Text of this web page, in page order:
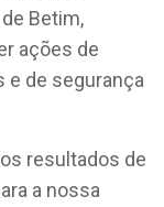
Betim,
ações de
de segurança
resultados de
a nossa